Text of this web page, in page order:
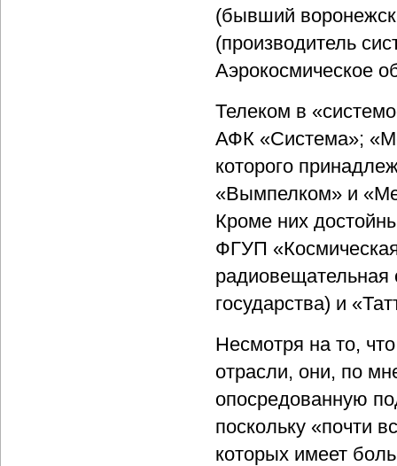
(бывший
(производитель
Аэрокосмическое
Телеком в
АФК «Система»;
которого
«Вымпелком» и
Кроме них
ФГУП
радиовещательная
государства) и
Несмотря на то,
отрасли, они, по
опосредованную
поскольку «почти
которых имеет